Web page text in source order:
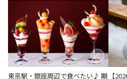
東京駅・銀座周辺で食べたい♪ 期 【